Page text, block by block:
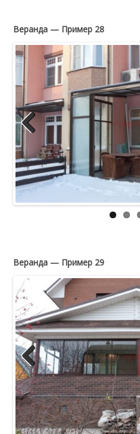
Веранда — Пример 28
Previous
Веранда — Пример 29
Previous